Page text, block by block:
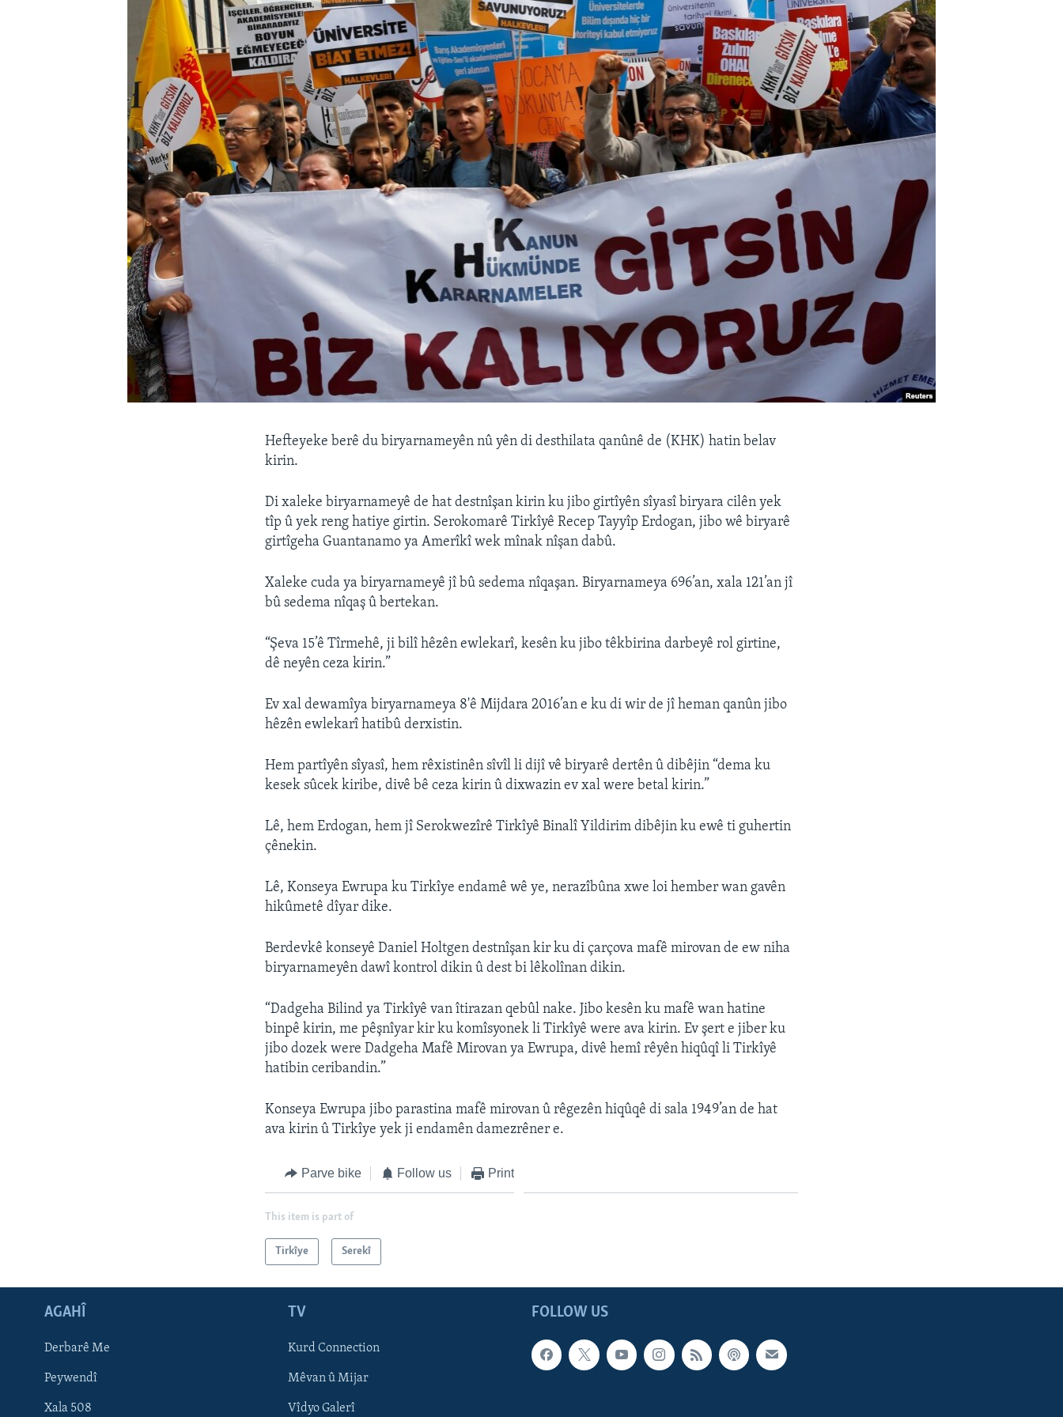
FOLLOW US
Hefteyeke berê du biryarnameyên nû yên di desthilata qanûnê de (KHK) hatin belav
kirin.
Di xaleke biryarnameyê de hat destnîşan kirin ku jibo girtîyên sîyasî biryara cilên yek
tîp û yek reng hatiye girtin. Serokomarê Tirkîyê Recep Tayyîp Erdogan, jibo wê biryarê
girtîgeha Guantanamo ya Amerîkî wek mînak nîşan dabû.
Xaleke cuda ya biryarnameyê jî bû sedema nîqaşan. Biryarnameya 696’an, xala 121’an jî
bû sedema nîqaş û bertekan.
“Şeva 15’ê Tîrmehê, ji bilî hêzên ewlekarî, kesên ku jibo têkbirina darbeyê rol girtine,
dê neyên ceza kirin.”
Ev xal dewamîya biryarnameya 8'ê Mijdara 2016’an e ku di wir de jî heman qanûn jibo
hêzên ewlekarî hatibû derxistin.
Hem partîyên sîyasî, hem rêxistinên sîvîl li dijî vê biryarê dertên û dibêjin “dema ku
kesek sûcek kiribe, divê bê ceza kirin û dixwazin ev xal were betal kirin.”
Lê, hem Erdogan, hem jî Serokwezîrê Tirkîyê Binalî Yildirim dibêjin ku ewê ti guhertin
çênekin.
Lê, Konseya Ewrupa ku Tirkîye endamê wê ye, nerazîbûna xwe loi hember wan gavên
hikûmetê dîyar dike.
Berdevkê konseyê Daniel Holtgen destnîşan kir ku di çarçova mafê mirovan de ew niha
biryarnameyên dawî kontrol dikin û dest bi lêkolînan dikin.
“Dadgeha Bilind ya Tirkîyê van îtirazan qebûl nake. Jibo kesên ku mafê wan hatine
binpê kirin, me pêşnîyar kir ku komîsyonek li Tirkîyê were ava kirin. Ev şert e jiber ku
jibo dozek were Dadgeha Mafê Mirovan ya Ewrupa, divê hemî rêyên hiqûqî li Tirkîyê
hatibin ceribandin.”
Konseya Ewrupa jibo parastina mafê mirovan û rêgezên hiqûqê di sala 1949’an de hat
ava kirin û Tirkîye yek ji endamên damezrêner e.
Parve bike Follow us Print
This item is part of
Tirkîye Serekî
FOLLOW US
AGAHÎ
Derbarê Me
Peywendî
Xala 508
TV
Kurd Connection
Mêvan û Mijar
Vîdyo Galerî